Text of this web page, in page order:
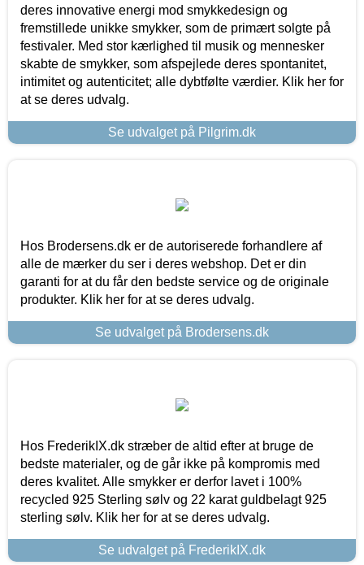
deres innovative energi mod smykkedesign og
fremstillede unikke smykker, som de primært solgte på
festivaler. Med stor kærlighed til musik og mennesker
skabte de smykker, som afspejlede deres spontanitet,
intimitet og autenticitet; alle dybtfølte værdier. Klik her for
at se deres udvalg.
Se udvalget på Pilgrim.dk
Hos Brodersens.dk er de autoriserede forhandlere af
alle de mærker du ser i deres webshop. Det er din
garanti for at du får den bedste service og de originale
produkter. Klik her for at se deres udvalg.
Se udvalget på Brodersens.dk
Hos FrederikIX.dk stræber de altid efter at bruge de
bedste materialer, og de går ikke på kompromis med
deres kvalitet. Alle smykker er derfor lavet i 100%
recycled 925 Sterling sølv og 22 karat guldbelagt 925
sterling sølv. Klik her for at se deres udvalg.
Se udvalget på FrederikIX.dk